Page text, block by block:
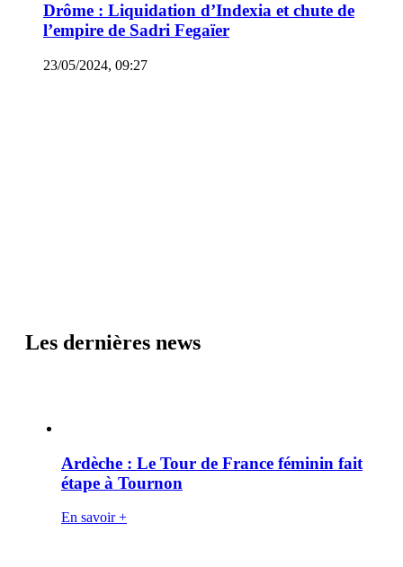
Drôme : Liquidation d’Indexia et chute de
l’empire de Sadri Fegaïer
23/05/2024, 09:27
Les dernières news
Ardèche : Le Tour de France féminin fait
étape à Tournon
En savoir +